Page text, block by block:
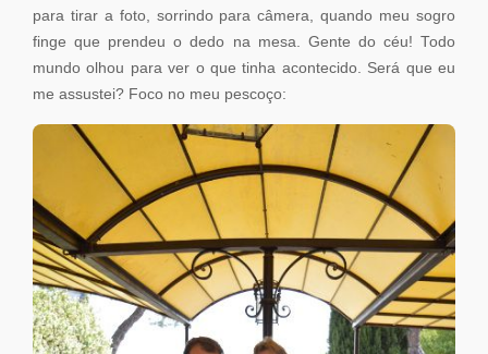
para tirar a foto, sorrindo para câmera, quando meu sogro
finge que prendeu o dedo na mesa. Gente do céu! Todo
mundo olhou para ver o que tinha acontecido. Será que eu
me assustei? Foco no meu pescoço: